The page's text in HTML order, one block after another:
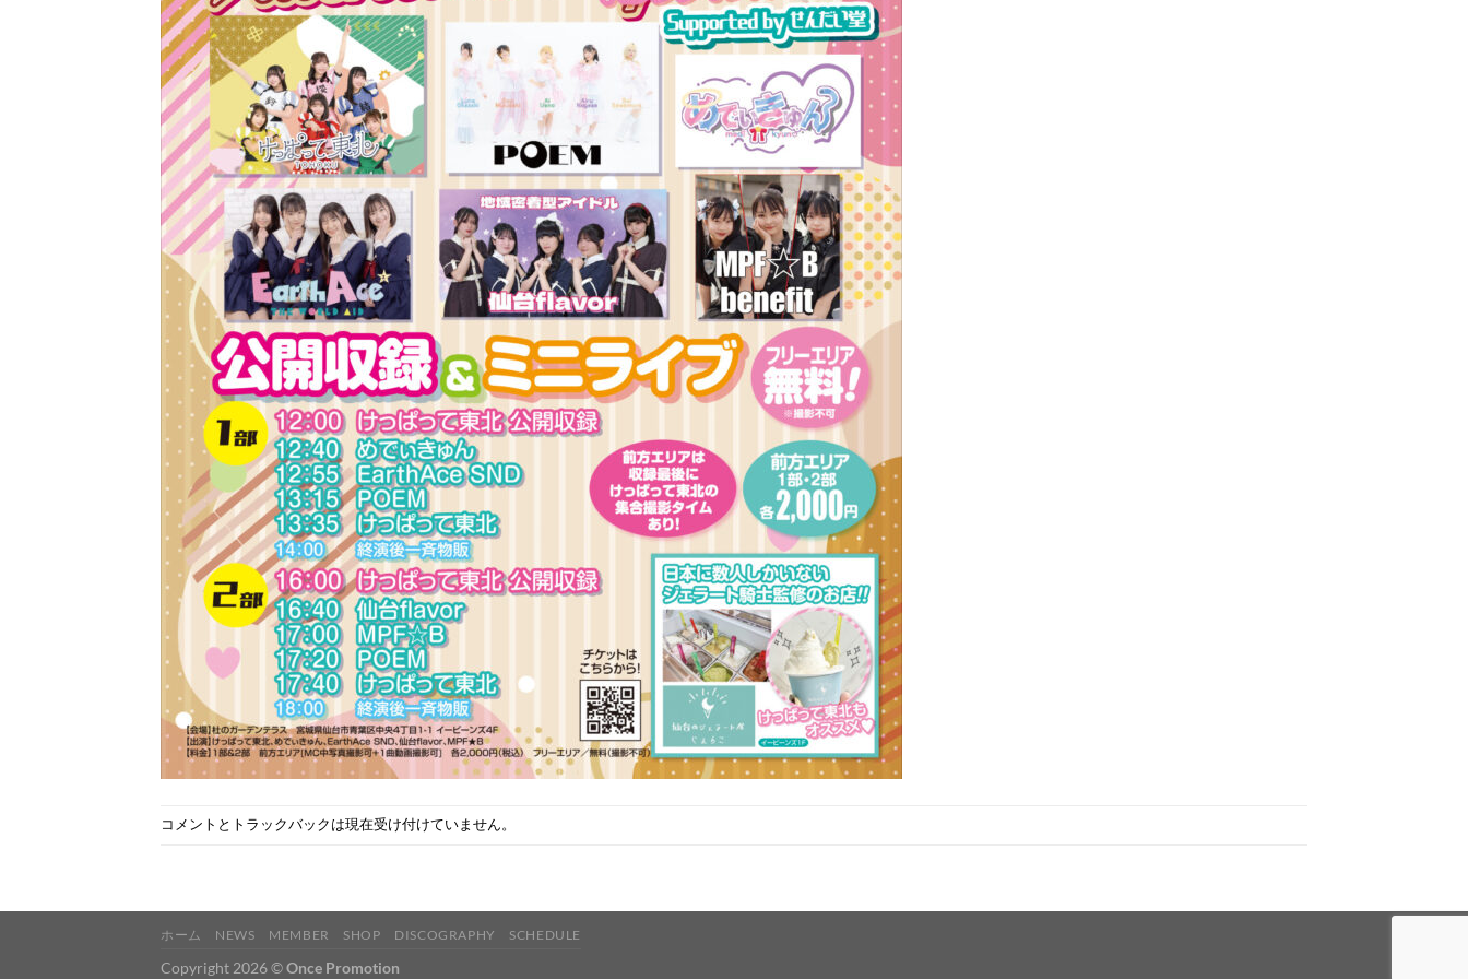
コメントとトラックバックは現在受け付けていません。
ホーム NEWS MEMBER SHOP DISCOGRAPHY SCHEDULE
Copyright 2026 ©Once Promotion